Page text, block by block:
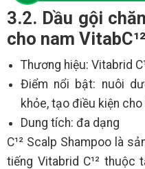
3.2. Dầu gội
cho nam
Thương hiệu: Vitabrid
Điểm nổi bật: nuôi
khỏe, tạo điều kiện
Dung tích: đa dạng
C¹² Scalp Shampoo là
tiếng Vitabrid C¹² thuộc